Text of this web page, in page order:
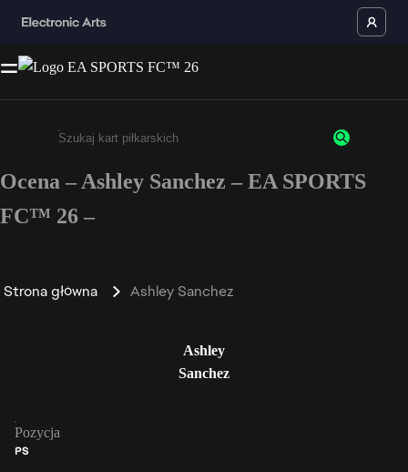
Wpisz co najmniej 3 znaki lub cyfry.
Ocena – Ashley Sanchez – EA SPORTS
FC™ 26 –
Strona główna Ashley Sanchez
Ashley
Sanchez
Pozycja
PS